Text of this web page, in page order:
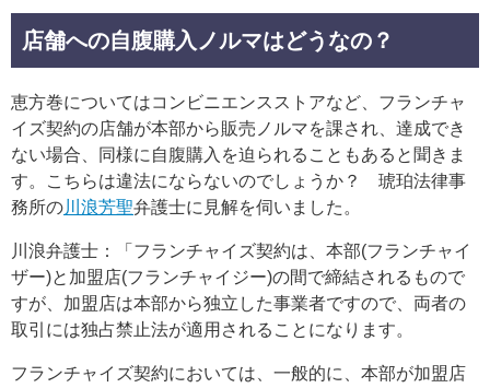
店舗への自腹購入ノルマはどうなの？
恵方巻についてはコンビニエンスストアなど、フランチャ
イズ契約の店舗が本部から販売ノルマを課され、達成でき
ない場合、同様に自腹購入を迫られることもあると聞きま
す。こちらは違法にならないのでしょうか？ 琥珀法律事
務所の川浪芳聖弁護士に見解を伺いました。
川浪弁護士：「フランチャイズ契約は、本部(フランチャイ
ザー)と加盟店(フランチャイジー)の間で締結されるもので
すが、加盟店は本部から独立した事業者ですので、両者の
取引には独占禁止法が適用されることになります。
フランチャイズ契約においては、一般的に、本部が加盟店